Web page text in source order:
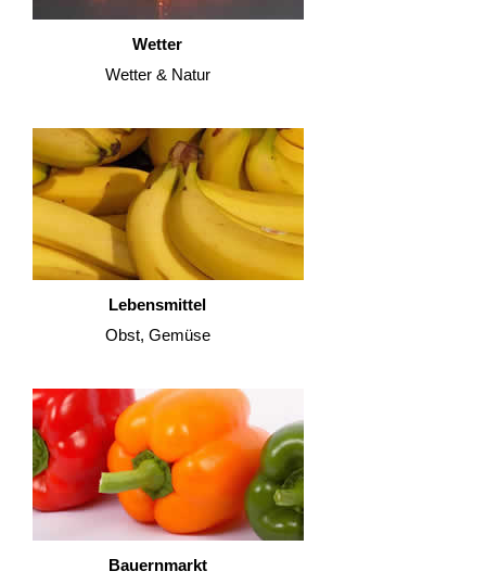
Wetter
Wetter & Natur
Lebensmittel
Obst, Gemüse
Bauernmarkt